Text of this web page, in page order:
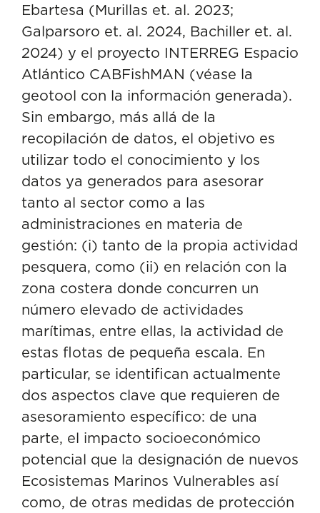
Ebartesa (Murillas et. al. 2023;
Galparsoro et. al. 2024, Bachiller et. al.
2024) y el proyecto INTERREG Espacio
Atlántico CABFishMAN (véase la
geotool con la información generada).
Sin embargo, más allá de la
recopilación de datos, el objetivo es
utilizar todo el conocimiento y los
datos ya generados para asesorar
tanto al sector como a las
administraciones en materia de
gestión: (i) tanto de la propia actividad
pesquera, como (ii) en relación con la
zona costera donde concurren un
número elevado de actividades
marítimas, entre ellas, la actividad de
estas flotas de pequeña escala. En
particular, se identifican actualmente
dos aspectos clave que requieren de
asesoramiento específico: de una
parte, el impacto socioeconómico
potencial que la designación de nuevos
Ecosistemas Marinos Vulnerables así
como, de otras medidas de protección